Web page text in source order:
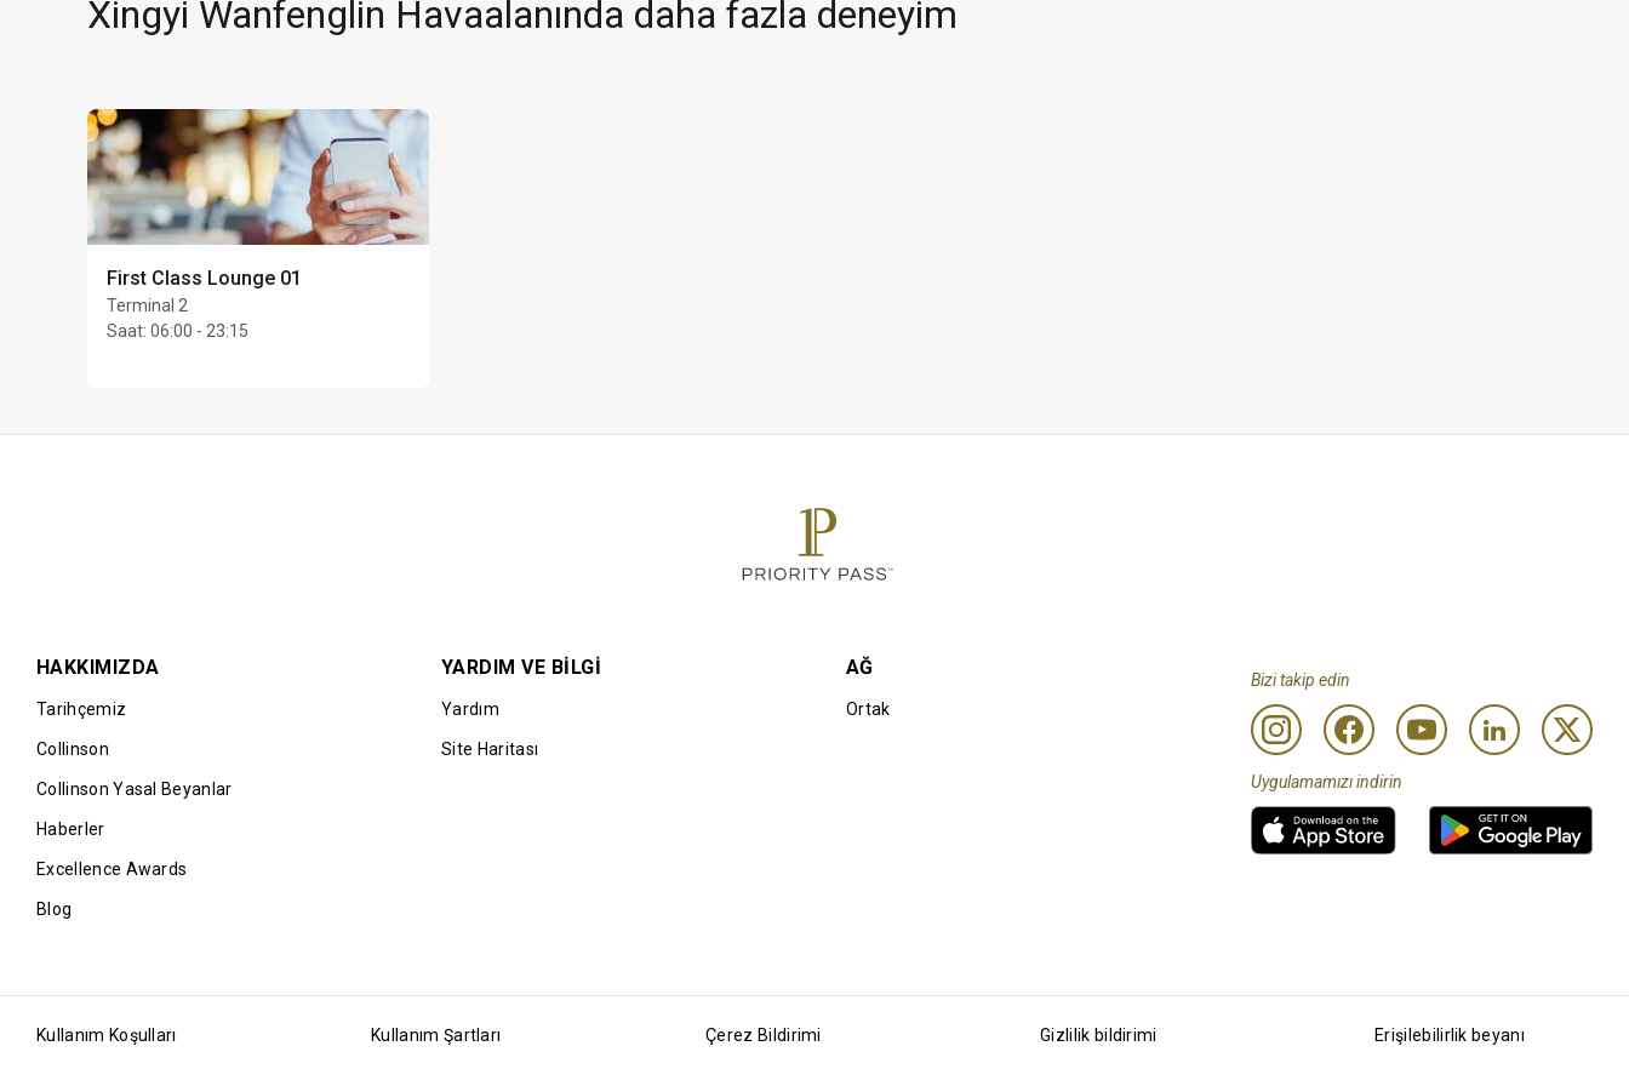
Xingyi Wanfenglin Havaalanında daha fazla deneyim
First Class Lounge 01
Terminal 2
Saat: 06:00 - 23:15
HAKKIMIZDA
Tarihçemiz
Collinson
Collinson Yasal Beyanlar
Haberler
Excellence Awards
Blog
YARDIM VE BILGI
Yardım
Site Haritası
AĞ
Ortak
Bizi takip edin
Uygulamamızı indirin
Kullanım Koşulları Kullanım Şartları Çerez Bildirimi Gizlilik bildirimi Erişilebilirlik beyanı